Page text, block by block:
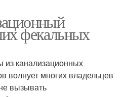
фекальных
из канализационных
волнует многих владельцев
вызывать